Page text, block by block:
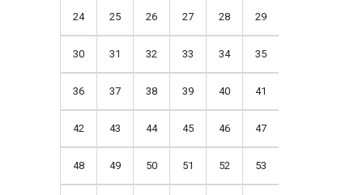
24 25 26 27 28 29
30 31 32 33 34 35
36 37 38 39 40 41
42 43 44 45 46 47
48 49 50 51 52 53